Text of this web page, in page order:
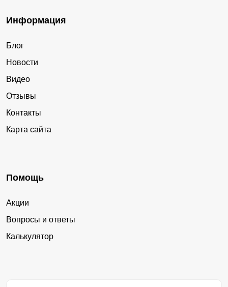
Информация
Блог
Новости
Видео
Отзывы
Контакты
Карта сайта
Помощь
Акции
Вопросы и ответы
Калькулятор